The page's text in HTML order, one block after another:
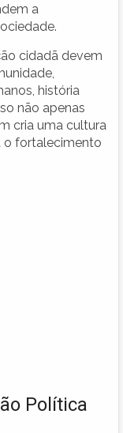
a
cidadã devem
história
não apenas
cria uma cultura
o fortalecimento
Política